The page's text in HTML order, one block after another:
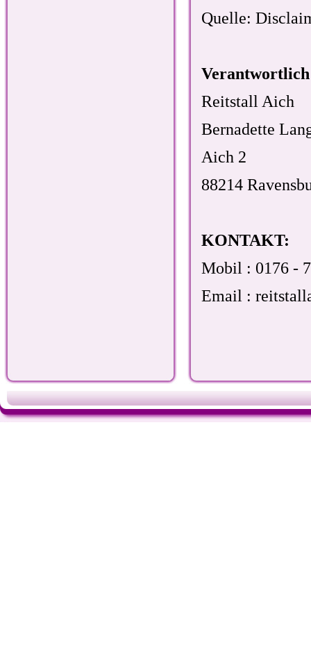
Quelle:
Reitstall Aich
Bernadette
Aich 2
88214
KONTAKT:
Mobil : 0176 -
Email :